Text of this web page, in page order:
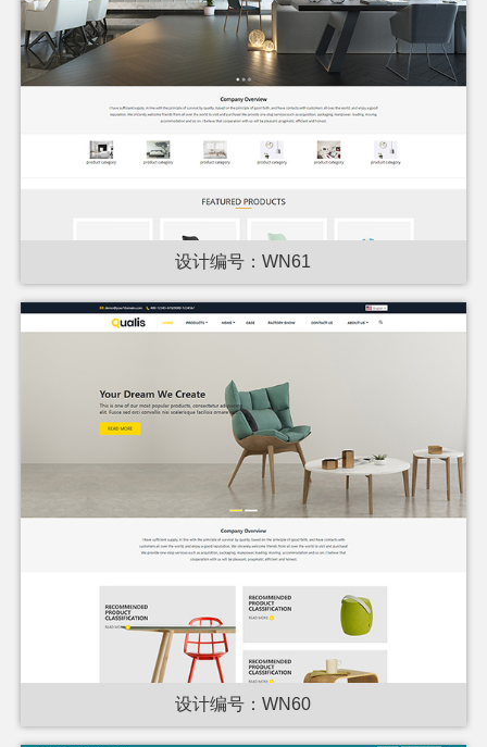
设计编号：WN61
设计编号：WN60